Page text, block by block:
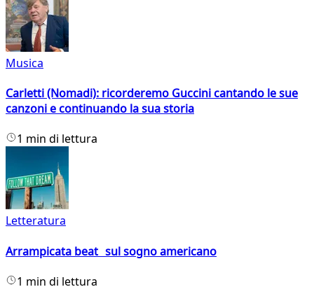
Musica
Carletti (Nomadi): ricorderemo Guccini cantando le sue
canzoni e continuando la sua storia
1 min di lettura
Letteratura
Arrampicata beat sul sogno americano
1 min di lettura